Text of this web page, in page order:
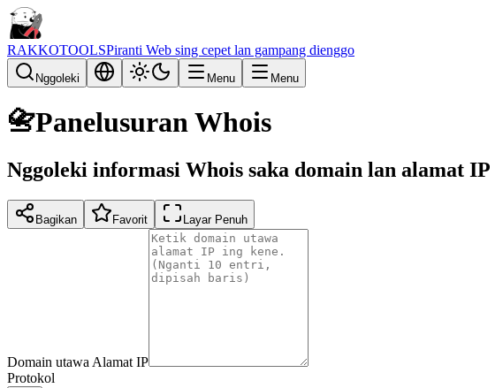
RAKKOTOOLSPiranti Web sing cepet lan gampang dienggo
Nggoleki Menu Menu
📇Panelusuran Whois
Nggoleki informasi Whois saka domain lan alamat IP
Bagikan Favorit Layar Penuh
Domain utawa Alamat IP
Protokol